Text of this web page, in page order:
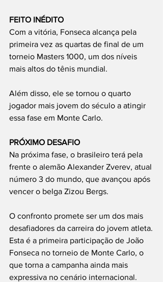
FEITO INÉDITO
Com a vitória, Fonseca alcança pela
primeira vez as quartas de final de um
torneio Masters 1000, um dos níveis
mais altos do tênis mundial.
Além disso, ele se tornou o quarto
jogador mais jovem do século a atingir
essa fase em Monte Carlo.
PRÓXIMO DESAFIO
Na próxima fase, o brasileiro terá pela
frente o alemão Alexander Zverev, atual
número 3 do mundo, que avançou após
vencer o belga Zizou Bergs.
O confronto promete ser um dos mais
desafiadores da carreira do jovem atleta.
Esta é a primeira participação de João
Fonseca no torneio de Monte Carlo, o
que torna a campanha ainda mais
expressiva no cenário internacional.